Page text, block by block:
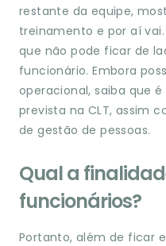
restante da equipe,
treinamento e por aí
que não pode ficar de
funcionário. Embora
operacional, saiba que
prevista na CLT, assim
de gestão de pessoas.
Qual a
funcionários?
Portanto, além de ficar